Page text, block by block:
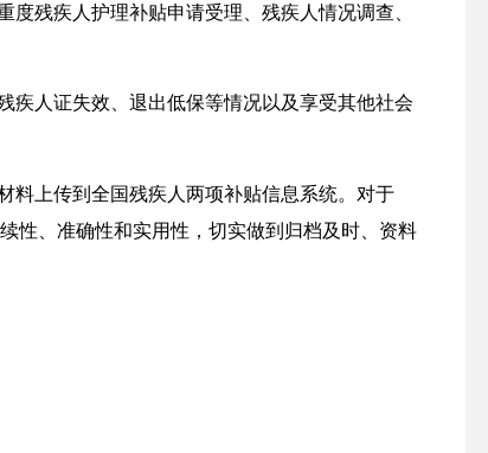
度残疾人护理补贴申请受理、残疾人情况调查、
疾人证失效、退出低保等情况以及享受其他社会
料上传到全国残疾人两项补贴信息系统。对于
性、准确性和实用性，切实做到归档及时、资料